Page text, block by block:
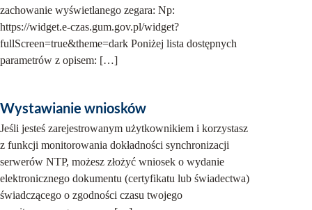
zachowanie wyświetlanego zegara: Np:
https://widget.e‑czas.gum.gov.pl/widget?
fullScreen=true&theme=dark Poniżej lista dostępnych
parametrów z opisem: […]
Wystawianie wniosków
Jeśli jesteś zarejestrowanym użytkownikiem i korzystasz
z funkcji monitorowania dokładności synchronizacji
serwerów NTP, możesz złożyć wniosek o wydanie
elektronicznego dokumentu (certyfikatu lub świadectwa)
świadczącego o zgodności czasu twojego